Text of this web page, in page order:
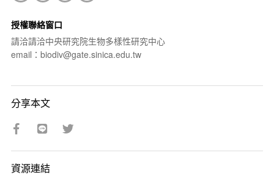
授權聯絡窗口
請洽請洽中央研究院生物多樣性研究中心
email：biodiv@gate.sinica.edu.tw
分享本文
資源連結